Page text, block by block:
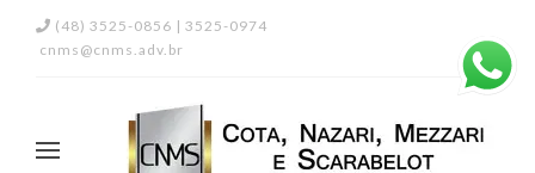
(48) 3525-0856 | 3525-0974
cnms@cnms.adv.br